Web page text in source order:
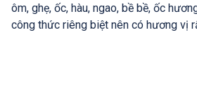
ôm, ghẹ, ốc, hàu, ngao, bề bề, ốc
công thức riêng biệt nên có hương vị